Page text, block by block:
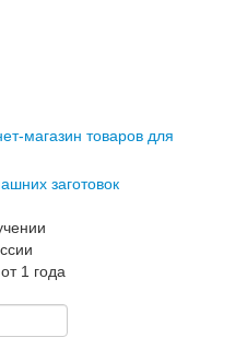
магазин товаров для
заготовок
1 года